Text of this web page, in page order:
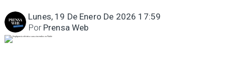
Lunes, 19 De Enero De 2026 17:59
Prensa Web
Por